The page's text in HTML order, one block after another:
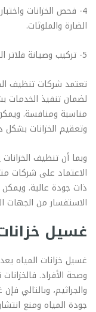
4- فحص الخزانات
الضارة والملوثات.
5- تركيب وصيانة فلاتر المياه وأنظمة التنقية والتحلية إذا لزم الأمر.
تعتمد شركات تنظيف
لضمان تنفيذ الخدمات
مناسبة ومنافسة.
وتعقيم الخزانات بشكل
وبما أن تنظيف
الاعتماد على شركات
ذات جودة عالية. ويمكن
الاستفسار من الجهات
غسيل
غسيل خزانات المياه
وصحة الأفراد.
والجراثيم، وبالتالي
جودة المياه ومنع